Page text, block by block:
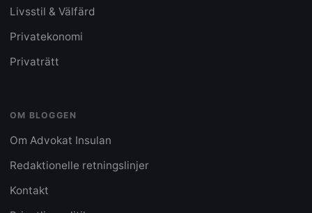
Livsstil & Välfärd
Privatekonomi
Privaträtt
OM BLOGGEN
Om Advokat Insulan
Redaktionelle retningslinjer
Kontakt